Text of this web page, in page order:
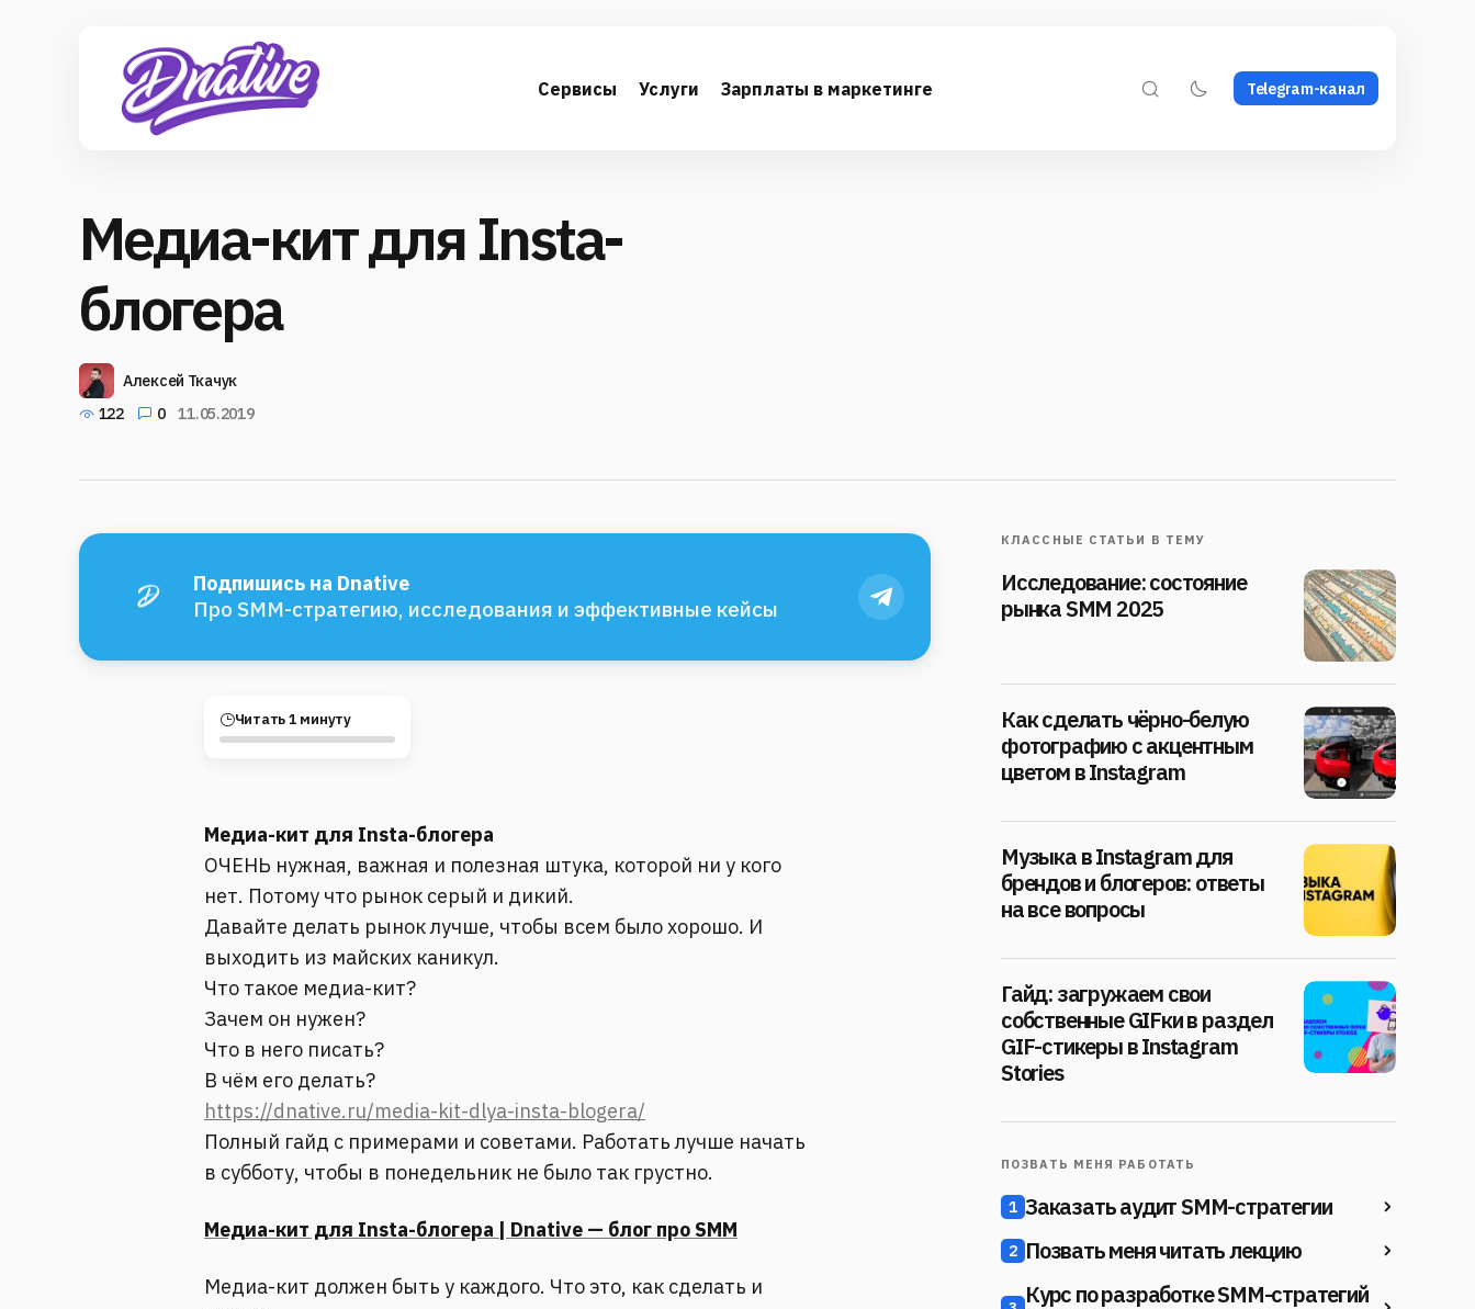
Сервисы Услуги Зарплаты в маркетинге Telegram-канал
Медиа-кит для Insta-
блогера
Алексей Ткачук
122
0 11.05.2019
Подпишись на Dnative
Про SMM-стратегию, исследования и эффективные кейсы
Читать 1 минуту
Медиа-кит для Insta-блогера
ОЧЕНЬ нужная, важная и полезная штука, которой ни у кого
нет. Потому что рынок серый и дикий.
Давайте делать рынок лучше, чтобы всем было хорошо. И
выходить из майских каникул.
Что такое медиа-кит?
Зачем он нужен?
Что в него писать?
В чём его делать?
https://dnative.ru/media-kit-dlya-insta-blogera/
Полный гайд с примерами и советами. Работать лучше начать
в субботу, чтобы в понедельник не было так грустно.
Медиа-кит для Insta-блогера | Dnative — блог про SMM
Медиа-кит должен быть у каждого. Что это, как сделать и
КЛАССНЫЕ СТАТЬИ В ТЕМУ
Исследование: состояние
рынка SMM 2025
Как сделать чёрно-белую
фотографию с акцентным
цветом в Instagram
Музыка в Instagram для
брендов и блогеров: ответы
на все вопросы
Гайд: загружаем свои
собственные GIFки в раздел
GIF-стикеры в Instagram
Stories
ПОЗВАТЬ МЕНЯ РАБОТАТЬ
1 Заказать аудит SMM-стратегии
2 Позвать меня читать лекцию
Курс по разработке SMM-стратегий